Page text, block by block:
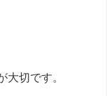
大切です。